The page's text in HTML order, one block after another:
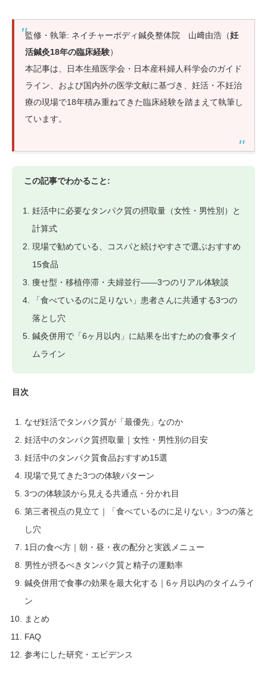
監修・執筆: ネイチャーボディ鍼灸整体院 山﨑由浩（妊
活鍼灸18年の臨床経験）
本記事は、日本生殖医学会・日本産科婦人科学会のガイド
ライン、および国内外の医学文献に基づき、妊活・不妊治
療の現場で18年積み重ねてきた臨床経験を踏まえて執筆し
ています。
この記事でわかること:
妊活中に必要なタンパク質の摂取量（女性・男性別）と
計算式
現場で勧めている、コスパと続けやすさで選ぶおすすめ
15食品
痩せ型・移植停滞・夫婦並行——3つのリアル体験談
「食べているのに足りない」患者さんに共通する3つの
落とし穴
鍼灸併用で「6ヶ月以内」に結果を出すための食事タイ
ムライン
目次
なぜ妊活でタンパク質が「最優先」なのか
妊活中のタンパク質摂取量｜女性・男性別の目安
妊活中のタンパク質食品おすすめ15選
現場で見てきた3つの体験パターン
3つの体験談から見える共通点・分かれ目
第三者視点の見立て｜「食べているのに足りない」3つの落と
し穴
1日の食べ方｜朝・昼・夜の配分と実践メニュー
男性が摂るべきタンパク質と精子の運動率
鍼灸併用で食事の効果を最大化する｜6ヶ月以内のタイムライ
ン
まとめ
FAQ
参考にした研究・エビデンス